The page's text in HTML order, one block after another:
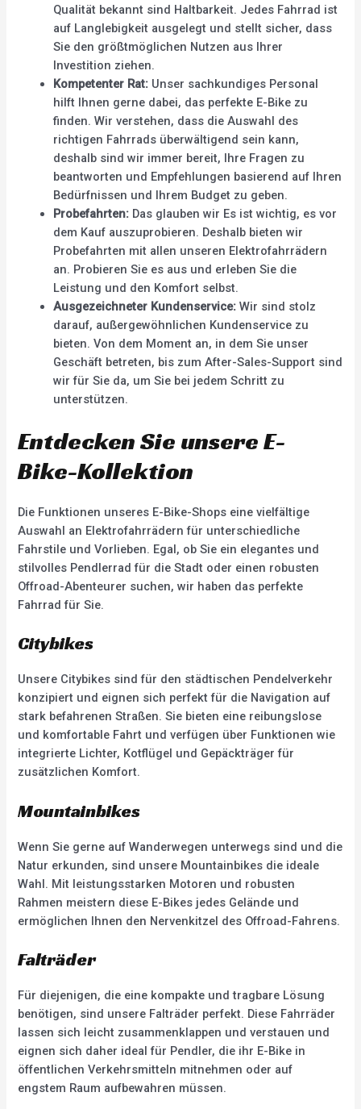
Qualität bekannt sind Haltbarkeit. Jedes Fahrrad ist
auf Langlebigkeit ausgelegt und stellt sicher, dass
Sie den größtmöglichen Nutzen aus Ihrer
Investition ziehen.
Kompetenter Rat: Unser sachkundiges Personal
hilft Ihnen gerne dabei, das perfekte E-Bike zu
finden. Wir verstehen, dass die Auswahl des
richtigen Fahrrads überwältigend sein kann,
deshalb sind wir immer bereit, Ihre Fragen zu
beantworten und Empfehlungen basierend auf Ihren
Bedürfnissen und Ihrem Budget zu geben.
Probefahrten: Das glauben wir Es ist wichtig, es vor
dem Kauf auszuprobieren. Deshalb bieten wir
Probefahrten mit allen unseren Elektrofahrrädern
an. Probieren Sie es aus und erleben Sie die
Leistung und den Komfort selbst.
Ausgezeichneter Kundenservice: Wir sind stolz
darauf, außergewöhnlichen Kundenservice zu
bieten. Von dem Moment an, in dem Sie unser
Geschäft betreten, bis zum After-Sales-Support sind
wir für Sie da, um Sie bei jedem Schritt zu
unterstützen.
Entdecken Sie unsere E-
Bike-Kollektion
Die Funktionen unseres E-Bike-Shops eine vielfältige
Auswahl an Elektrofahrrädern für unterschiedliche
Fahrstile und Vorlieben. Egal, ob Sie ein elegantes und
stilvolles Pendlerrad für die Stadt oder einen robusten
Offroad-Abenteurer suchen, wir haben das perfekte
Fahrrad für Sie.
Citybikes
Unsere Citybikes sind für den städtischen Pendelverkehr
konzipiert und eignen sich perfekt für die Navigation auf
stark befahrenen Straßen. Sie bieten eine reibungslose
und komfortable Fahrt und verfügen über Funktionen wie
integrierte Lichter, Kotflügel und Gepäckträger für
zusätzlichen Komfort.
Mountainbikes
Wenn Sie gerne auf Wanderwegen unterwegs sind und die
Natur erkunden, sind unsere Mountainbikes die ideale
Wahl. Mit leistungsstarken Motoren und robusten
Rahmen meistern diese E-Bikes jedes Gelände und
ermöglichen Ihnen den Nervenkitzel des Offroad-Fahrens.
Falträder
Für diejenigen, die eine kompakte und tragbare Lösung
benötigen, sind unsere Falträder perfekt. Diese Fahrräder
lassen sich leicht zusammenklappen und verstauen und
eignen sich daher ideal für Pendler, die ihr E-Bike in
öffentlichen Verkehrsmitteln mitnehmen oder auf
engstem Raum aufbewahren müssen.